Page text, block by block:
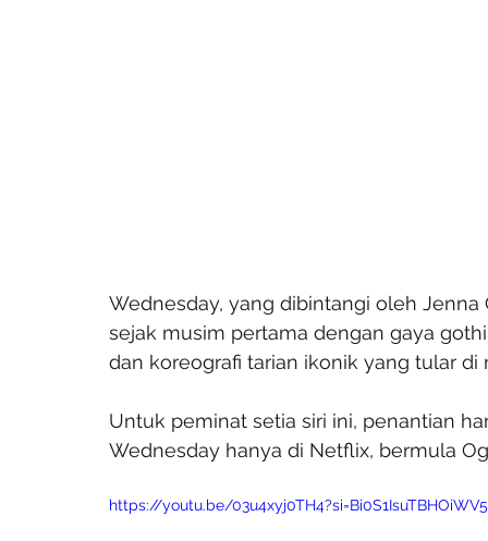
Wednesday, yang dibintangi oleh
sejak musim pertama dengan gaya
dan koreografi tarian ikonik yang tular di
Untuk peminat setia siri ini, penantian
Wednesday hanya di Netflix, bermula
https://youtu.be/03u4xyj0TH4?si=Bi0S1IsuTBHOiWV5